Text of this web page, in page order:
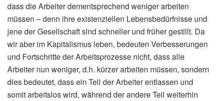
dass die Arbeiter dementsprechend weniger arbeiten
müssen – denn ihre existenziellen Lebensbedürfnisse und
jene der Gesellschaft sind schneller und früher gestillt. Da
wir aber im Kapitalismus leben, bedeuten Verbesserungen
und Fortschritte der Arbeitsprozesse nicht, dass alle
Arbeiter nun weniger, d.h. kürzer arbeiten müssen, sondern
dies bedeutet, dass ein Teil der Arbeiter entlassen und
somit arbeitslos wird, während der andere Teil weiterhin